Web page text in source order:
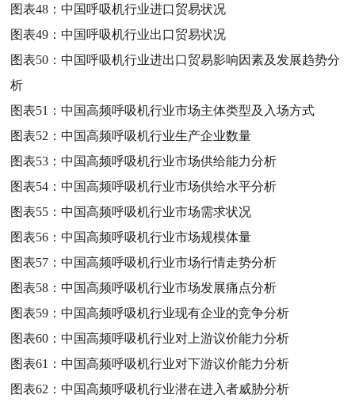
图表48：中国呼吸机行业进口贸易状况
图表49：中国呼吸机行业出口贸易状况
图表50：中国呼吸机行业进出口贸易影响因素及发展趋势分
析
图表51：中国高频呼吸机行业市场主体类型及入场方式
图表52：中国高频呼吸机行业生产企业数量
图表53：中国高频呼吸机行业市场供给能力分析
图表54：中国高频呼吸机行业市场供给水平分析
图表55：中国高频呼吸机行业市场需求状况
图表56：中国高频呼吸机行业市场规模体量
图表57：中国高频呼吸机行业市场行情走势分析
图表58：中国高频呼吸机行业市场发展痛点分析
图表59：中国高频呼吸机行业现有企业的竞争分析
图表60：中国高频呼吸机行业对上游议价能力分析
图表61：中国高频呼吸机行业对下游议价能力分析
图表62：中国高频呼吸机行业潜在进入者威胁分析